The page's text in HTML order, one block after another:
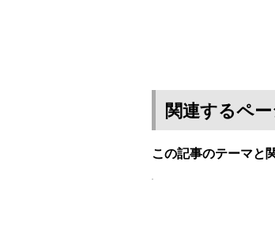
関連するペ
この記事のテーマと